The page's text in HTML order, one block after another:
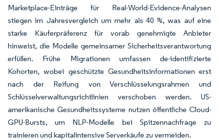
Marketplace-Einträge für Real-World-Evidence-Analysen
stiegen im Jahresvergleich um mehr als 40 %, was auf eine
starke Käuferpräferenz für vorab genehmigte Anbieter
hinweist, die Modelle gemeinsamer Sicherheitsverantwortung
erfüllen. Frühe Migrationen umfassen de-identifizierte
Kohorten, wobei geschützte Gesundheitsinformationen erst
nach der Reifung von Verschlüsselungsrahmen und
Schlüsselverwaltungsrichtlinien verschoben werden. US-
amerikanische Gesundheitssysteme nutzen öffentliche Cloud-
GPU-Bursts, um NLP-Modelle bei Spitzennachfrage zu
trainieren und kapitalintensive Serverkäufe zu vermeiden.